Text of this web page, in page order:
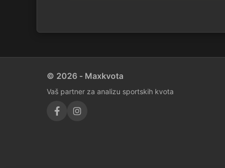
© 2026 - Maxkvota
Vaš partner za analizu sportskih kvota